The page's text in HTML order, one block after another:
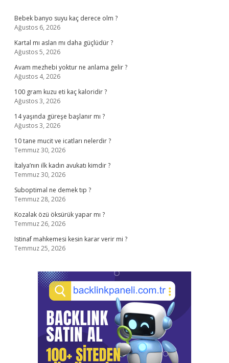
Bebek banyo suyu kaç derece olm ?
Ağustos 6, 2026
Kartal mı aslan mı daha güçlüdür ?
Ağustos 5, 2026
Avam mezhebi yoktur ne anlama gelir ?
Ağustos 4, 2026
100 gram kuzu eti kaç kaloridir ?
Ağustos 3, 2026
14 yaşında güreşe başlanır mı ?
Ağustos 3, 2026
10 tane mucit ve icatları nelerdir ?
Temmuz 30, 2026
İtalya’nın ilk kadın avukatı kimdir ?
Temmuz 30, 2026
Suboptimal ne demek tıp ?
Temmuz 28, 2026
Kozalak özü öksürük yapar mı ?
Temmuz 26, 2026
Istinaf mahkemesi kesin karar verir mi ?
Temmuz 25, 2026